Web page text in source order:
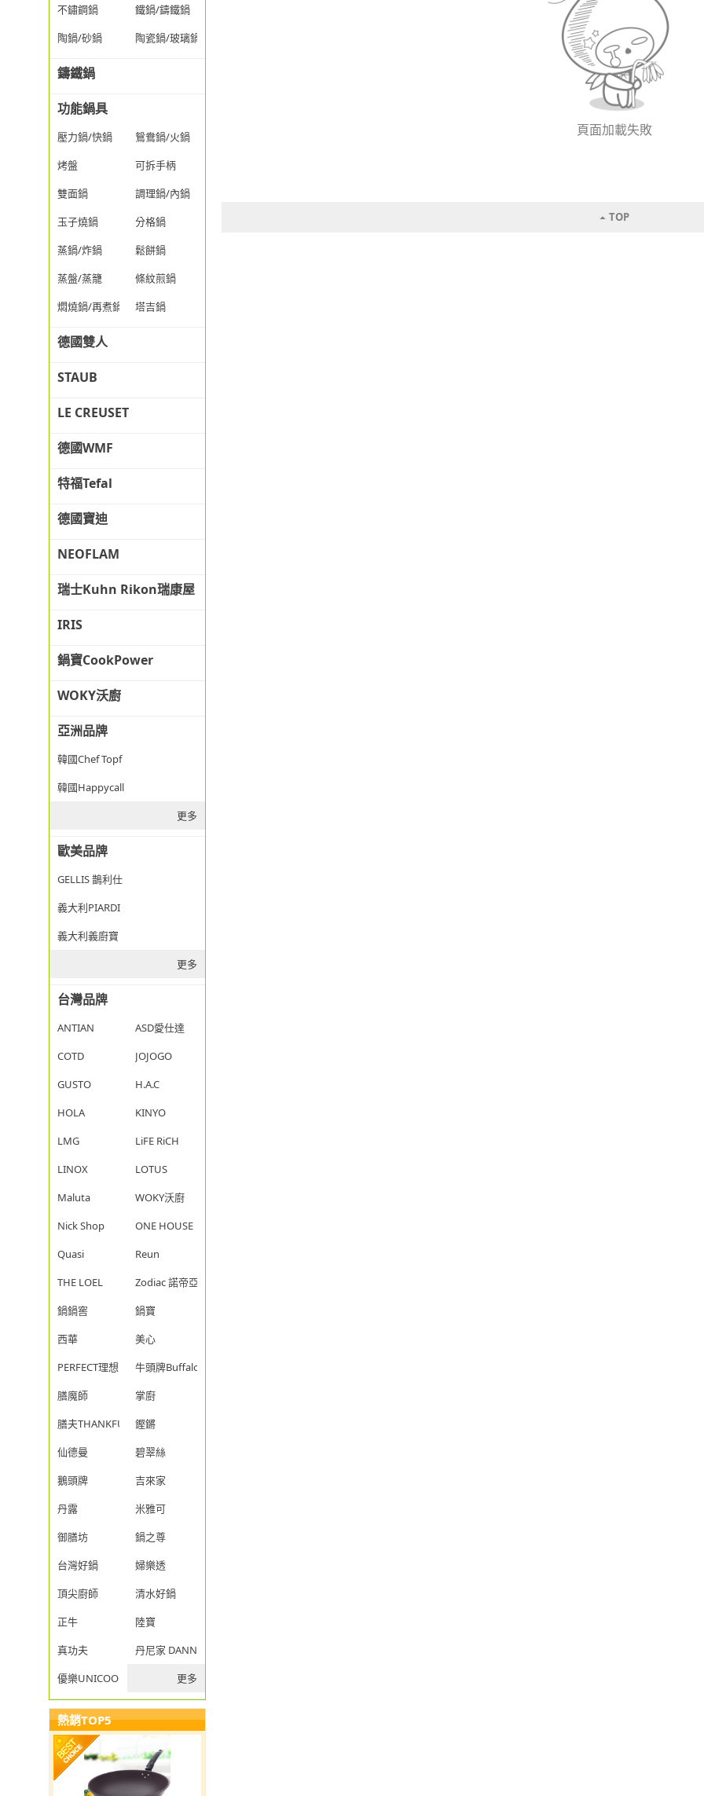
不鏽鋼鍋
鐵鍋/鑄鐵鍋
陶鍋/砂鍋
陶瓷鍋/玻璃鍋/透明鍋
鑄鐵鍋
功能鍋具
壓力鍋/快鍋
鴛鴦鍋/火鍋
烤盤
可拆手柄
雙面鍋
調理鍋/內鍋
玉子燒鍋
分格鍋
蒸鍋/炸鍋
鬆餅鍋
蒸盤/蒸籠
條紋煎鍋
燜燒鍋/再煮鍋
塔吉鍋
德國雙人
STAUB
LE CREUSET
德國WMF
特福Tefal
德國寶迪
NEOFLAM
瑞士Kuhn Rikon瑞康屋
IRIS
鍋寶CookPower
WOKY沃廚
亞洲品牌
韓國Chef Topf
韓國Happycall
更多
歐美品牌
GELLIS 鵲利仕
義大利PIARDI
義大利義廚寶
更多
台灣品牌
ANTIAN
ASD愛仕達
COTD
JOJOGO
GUSTO
H.A.C
HOLA
KINYO
LMG
LiFE RiCH
LINOX
LOTUS
Maluta
WOKY沃廚
Nick Shop
ONE HOUSE
Quasi
Reun
THE LOEL
Zodiac 諾帝亞
鍋鍋窖
鍋寶
西華
美心
PERFECT理想
牛頭牌Buffalo
膳魔師
掌廚
膳夫THANKFUL
鏗鏘
仙德曼
碧翠絲
鵝頭牌
吉來家
丹露
米雅可
御膳坊
鍋之尊
台灣好鍋
婦樂透
頂尖廚師
清水好鍋
正牛
陸寶
真功夫
丹尼家 DANNY JIA
優樂UNICOOK
更多
熱銷TOP5
頁面加載失敗
TOP